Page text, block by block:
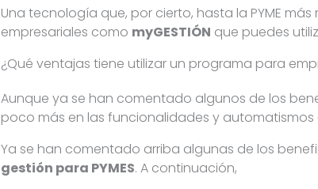
Una tecnología que, por cierto, hasta la PYME
empresariales como myGESTIÓN que puedes
¿Qué ventajas tiene utilizar un programa para
Aunque ya se han comentado algunos de los
poco más en las funcionalidades y
Ya se han comentado arriba algunas de los
gestión para PYMES. A continuación,